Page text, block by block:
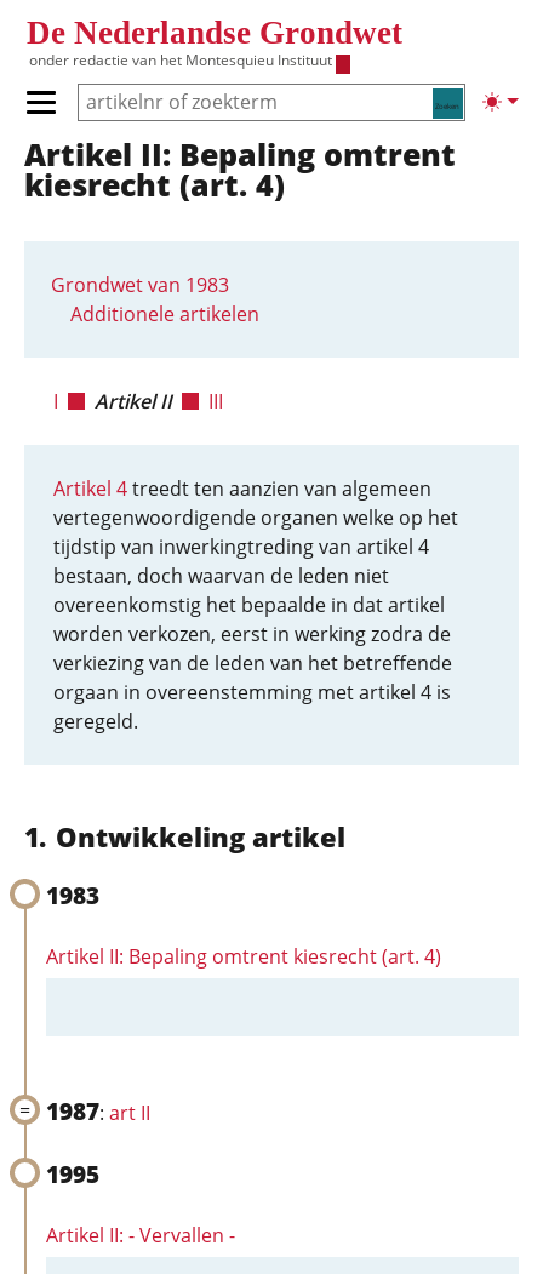
De Nederlandse Grondwet
onder redactie van het Montesquieu Instituut
Zoeken
Primair menu tonen/verbergen
Hoofdnavigatie
Artikel II: Bepaling omtrent
kiesrecht (art. 4)
Grondwet van 1983
Additionele artikelen
I Artikel II III
Artikel 4treedt ten aanzien van algemeen
vertegenwoordigende organen welke op het
tijdstip van inwerkingtreding van artikel 4
bestaan, doch waarvan de leden niet
overeenkomstig het bepaalde in dat artikel
worden verkozen, eerst in werking zodra de
verkiezing van de leden van het betreffende
orgaan in overeenstemming met artikel 4 is
geregeld.
Ontwikkeling artikel
1983
Artikel II: Bepaling omtrent kiesrecht (art. 4)
1987: art II
1995
Artikel II: - Vervallen -